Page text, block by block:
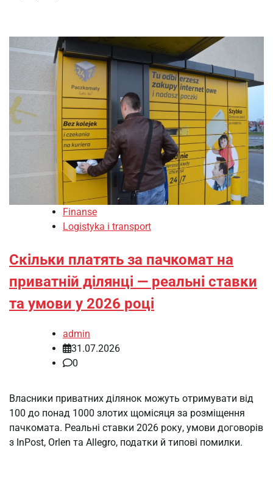
Finanse
Logistyka i transport
Скільки платять за пачкомат на
приватній ділянці — реальні ставки
та умови у 2026 році
admin
31.07.2026
0
Власники приватних ділянок можуть отримувати від
100 до понад 1000 злотих щомісяця за розміщення
пачкомата. Реальні ставки 2026 року, умови договорів
з InPost, Orlen та Allegro, податки й типові помилки.